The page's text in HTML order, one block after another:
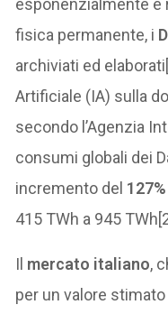
fisica permanente, i
archiviati ed
Artificiale (IA) sulla
secondo l’Agenzia
consumi globali dei
incremento del
415 TWh a 945
Il mercato italiano,
per un valore